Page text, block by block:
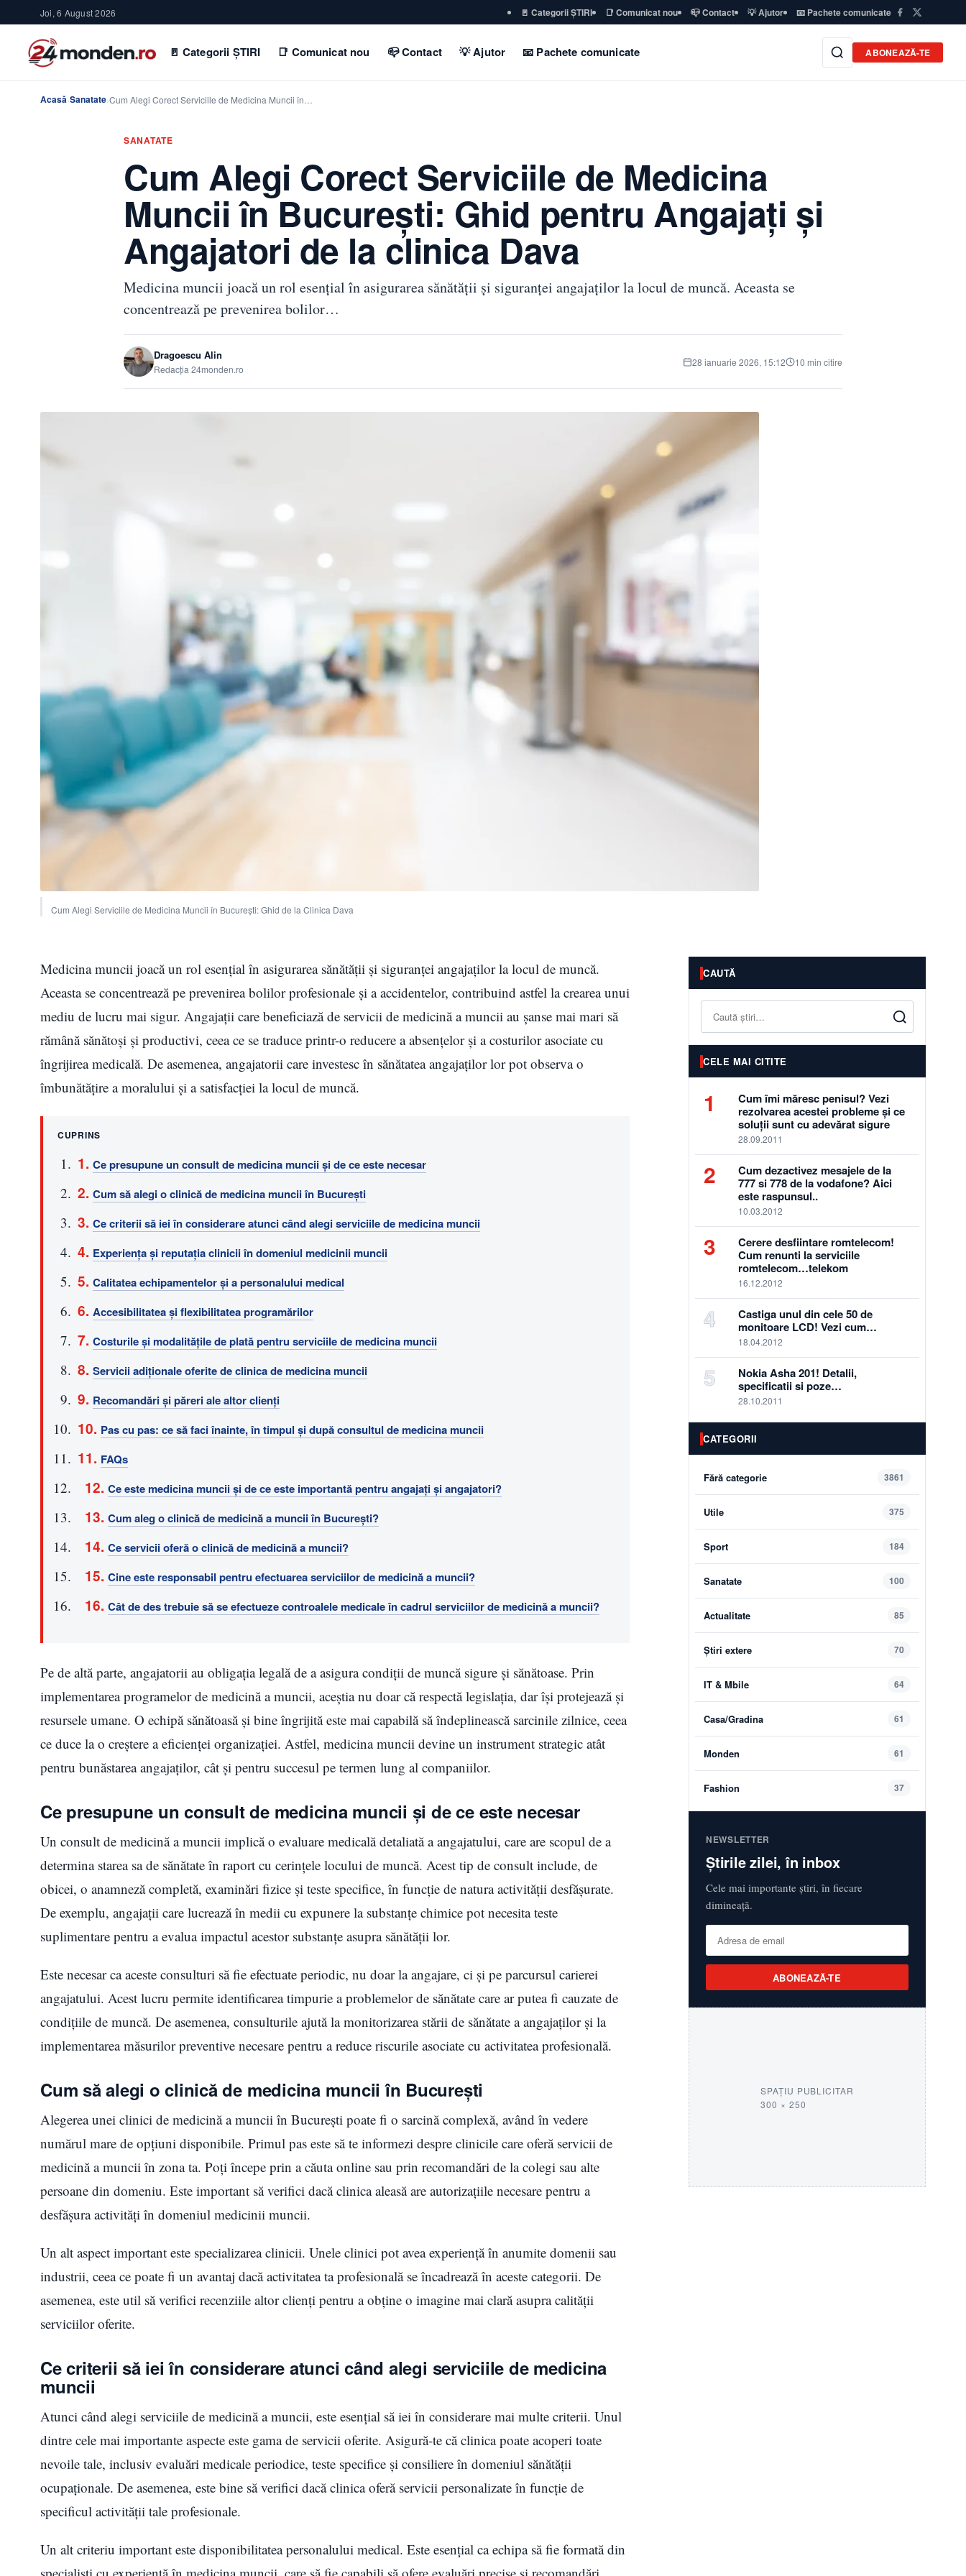
Joi, 6 August 2026 🚪 Categorii ȘTIRI 📑 Comunicat nou 📪 Contact 💡 Ajutor 📧 Pachete comunicate
🚪 Categorii ȘTIRI 📑 Comunicat nou 📪 Contact 💡 Ajutor 📧 Pachete comunicate ABONEAZĂ-TE
Acasă›Sanatate›Cum Alegi Corect Serviciile de Medicina Muncii în…
SANATATE
Cum Alegi Corect Serviciile de Medicina
Muncii în București: Ghid pentru Angajați și
Angajatori de la clinica Dava
Medicina muncii joacă un rol esențial în asigurarea sănătății și siguranței angajaților la locul de muncă. Aceasta se
concentrează pe prevenirea bolilor…
Dragoescu Alin
Redacția 24monden.ro
28 ianuarie 2026, 15:12 10 min citire
Cum Alegi Serviciile de Medicina Muncii în București: Ghid de la Clinica Dava
Medicina muncii joacă un rol esențial în asigurarea sănătății și siguranței angajaților la locul de muncă.
Aceasta se concentrează pe prevenirea bolilor profesionale și a accidentelor, contribuind astfel la crearea unui
mediu de lucru mai sigur. Angajații care beneficiază de servicii de medicină a muncii au șanse mai mari să
rămână sănătoși și productivi, ceea ce se traduce printr-o reducere a absențelor și a costurilor asociate cu
îngrijirea medicală. De asemenea, angajatorii care investesc în sănătatea angajaților lor pot observa o
îmbunătățire a moralului și a satisfacției la locul de muncă.
CUPRINS
Ce presupune un consult de medicina muncii și de ce este necesar
Cum să alegi o clinică de medicina muncii în București
Ce criterii să iei în considerare atunci când alegi serviciile de medicina muncii
Experiența și reputația clinicii în domeniul medicinii muncii
Calitatea echipamentelor și a personalului medical
Accesibilitatea și flexibilitatea programărilor
Costurile și modalitățile de plată pentru serviciile de medicina muncii
Servicii adiționale oferite de clinica de medicina muncii
Recomandări și păreri ale altor clienți
Pas cu pas: ce să faci înainte, în timpul și după consultul de medicina muncii
FAQs
Ce este medicina muncii și de ce este importantă pentru angajați și angajatori?
Cum aleg o clinică de medicină a muncii în București?
Ce servicii oferă o clinică de medicină a muncii?
Cine este responsabil pentru efectuarea serviciilor de medicină a muncii?
Cât de des trebuie să se efectueze controalele medicale în cadrul serviciilor de medicină a muncii?
Pe de altă parte, angajatorii au obligația legală de a asigura condiții de muncă sigure și sănătoase. Prin
implementarea programelor de medicină a muncii, aceștia nu doar că respectă legislația, dar își protejează și
resursele umane. O echipă sănătoasă și bine îngrijită este mai capabilă să îndeplinească sarcinile zilnice, ceea
ce duce la o creștere a eficienței organizației. Astfel, medicina muncii devine un instrument strategic atât
pentru bunăstarea angajaților, cât și pentru succesul pe termen lung al companiilor.
Ce presupune un consult de medicina muncii și de ce este necesar
Un consult de medicină a muncii implică o evaluare medicală detaliată a angajatului, care are scopul de a
determina starea sa de sănătate în raport cu cerințele locului de muncă. Acest tip de consult include, de
obicei, o anamneză completă, examinări fizice și teste specifice, în funcție de natura activității desfășurate.
De exemplu, angajații care lucrează în medii cu expunere la substanțe chimice pot necesita teste
suplimentare pentru a evalua impactul acestor substanțe asupra sănătății lor.
Este necesar ca aceste consulturi să fie efectuate periodic, nu doar la angajare, ci și pe parcursul carierei
angajatului. Acest lucru permite identificarea timpurie a problemelor de sănătate care ar putea fi cauzate de
condițiile de muncă. De asemenea, consulturile ajută la monitorizarea stării de sănătate a angajaților și la
implementarea măsurilor preventive necesare pentru a reduce riscurile asociate cu activitatea profesională.
Cum să alegi o clinică de medicina muncii în București
Alegerea unei clinici de medicină a muncii în București poate fi o sarcină complexă, având în vedere
numărul mare de opțiuni disponibile. Primul pas este să te informezi despre clinicile care oferă servicii de
medicină a muncii în zona ta. Poți începe prin a căuta online sau prin recomandări de la colegi sau alte
persoane din domeniu. Este important să verifici dacă clinica aleasă are autorizațiile necesare pentru a
desfășura activități în domeniul medicinii muncii.
Un alt aspect important este specializarea clinicii. Unele clinici pot avea experiență în anumite domenii sau
industrii, ceea ce poate fi un avantaj dacă activitatea ta profesională se încadrează în aceste categorii. De
asemenea, este util să verifici recenziile altor clienți pentru a obține o imagine mai clară asupra calității
serviciilor oferite.
Ce criterii să iei în considerare atunci când alegi serviciile de medicina
muncii
Atunci când alegi serviciile de medicină a muncii, este esențial să iei în considerare mai multe criterii. Unul
dintre cele mai importante aspecte este gama de servicii oferite. Asigură-te că clinica poate acoperi toate
nevoile tale, inclusiv evaluări medicale periodice, teste specifice și consiliere în domeniul sănătății
ocupaționale. De asemenea, este bine să verifici dacă clinica oferă servicii personalizate în funcție de
specificul activității tale profesionale.
Un alt criteriu important este disponibilitatea personalului medical. Este esențial ca echipa să fie formată din
CAUTĂ
Caută
CELE MAI CITITE
1
Cum îmi măresc penisul? Vezi
rezolvarea acestei probleme și ce
soluții sunt cu adevărat sigure
28.09.2011
2
Cum dezactivez mesajele de la
777 si 778 de la vodafone? Aici
este raspunsul..
10.03.2012
3
Cerere desfiintare romtelecom!
Cum renunti la serviciile
romtelecom…telekom
16.12.2012
4
Castiga unul din cele 50 de
monitoare LCD! Vezi cum…
18.04.2012
5
Nokia Asha 201! Detalii,
specificatii si poze…
28.10.2011
CATEGORII
Fără categorie 3861
Utile 375
Sport 184
Sanatate 100
Actualitate 85
Știri extere 70
IT & Mbile 64
Casa/Gradina 61
Monden 61
Fashion 37
NEWSLETTER
Știrile zilei, în inbox
Cele mai importante știri, în fiecare
dimineață.
ABONEAZĂ-TE
SPAȚIU PUBLICITAR
300 × 250